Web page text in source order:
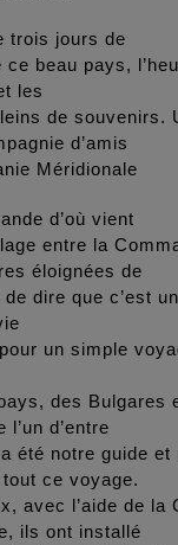
trois jours de
beau pays,
les
de souvenirs.
d’amis
Méridionale
d’où vient
entre la
éloignées de
de dire que c’est
un simple
des Bulgares
d’entre
été notre guide et
ce voyage.
avec l’aide de la
ils ont installé